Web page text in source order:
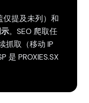
仅提及未列）和
。SEO 爬取任
抓取（移动 IP
是 PROXIES.SX